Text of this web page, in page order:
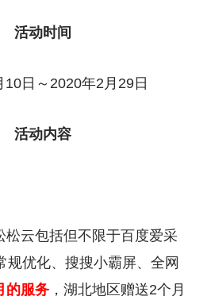
活动时间
日～2020年2月29日
活动内容
云包括但不限于百度爱采
规优化、搜搜小霸屏、全网
的服务 ，湖北地区赠送2个月